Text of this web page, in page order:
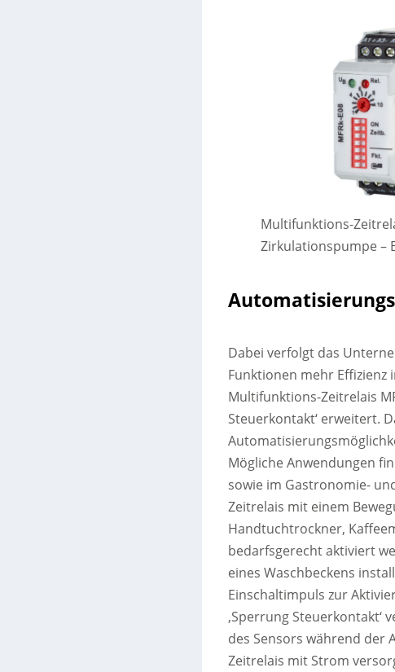
Multifunktions-
Zirkulationspumpe –
Dabei verfolgt das
Funktionen mehr Effizienz
Multifunktions-Zeitrelais
Steuerkontakt‘ erweitert.
Mögliche Anwendungen
sowie im Gastronomie-
Zeitrelais mit einem
Handtuchtrockner,
bedarfsgerecht aktiviert
eines Waschbeckens
Einschaltimpuls zur
‚Sperrung Steuerkontakt‘
des Sensors während der
Zeitrelais mit Strom